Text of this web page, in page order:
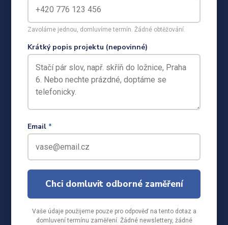
Zavoláme jednou, domluvíme termín. Žádné obtěžování.
Krátký popis projektu (nepovinné)
Email *
Chci domluvit odborné zaměření
Vaše údaje použijeme pouze pro odpověď na tento dotaz a
domluvení termínu zaměření. Žádné newslettery, žádné